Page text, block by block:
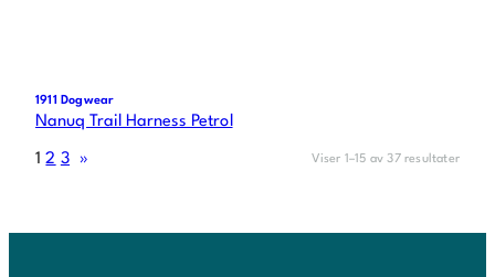
1911 Dogwear
Nanuq Trail Harness Petrol
1 2 3 » Viser 1–15 av 37 resultater